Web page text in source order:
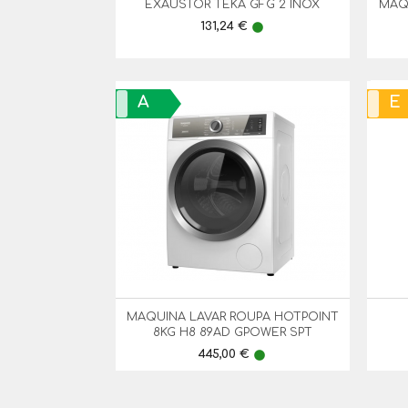
EXAUSTOR TEKA GFG 2 INOX
Preço
131,24 € lens
 Vista Rápida
MAQUINA LAVAR ROUPA HOTPOINT
8KG H8 89AD GPOWER SPT
Preço
445,00 € lens
A
Vista Rápida
E